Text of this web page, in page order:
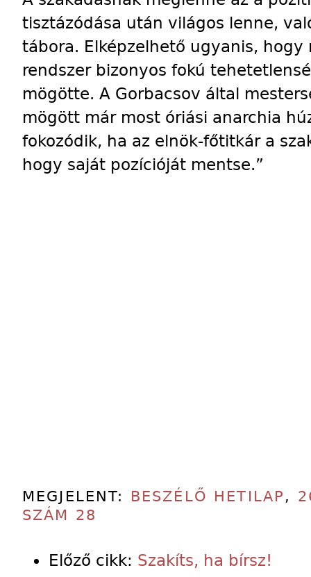
tisztázódása után világos lenne,
tábora. Elképzelhető ugyanis,
rendszer bizonyos fokú
mögötte. A Gorbacsov által
mögött már most óriási anarchia
fokozódik, ha az elnök-főtitkár a
hogy saját pozícióját mentse.”
MEGJELENT: BESZÉLŐ HETILAP ,
SZÁM 28
Előző cikk: Szakíts, ha bírsz!